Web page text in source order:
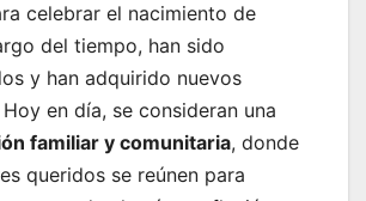
celebrar el nacimiento de
del tiempo, han sido
y han adquirido nuevos
en día, se consideran una
familiar y comunitaria, donde
queridos se reúnen para